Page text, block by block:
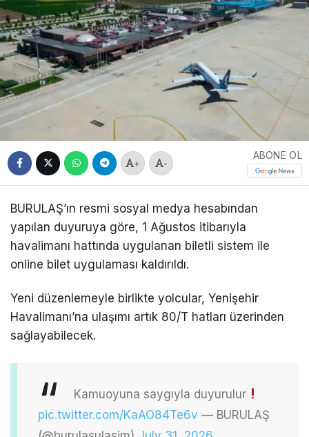
+ -
ABONE OL
BURULAŞ’ın resmi sosyal medya hesabından
yapılan duyuruya göre, 1 Ağustos itibarıyla
havalimanı hattında uygulanan biletli sistem ile
online bilet uygulaması kaldırıldı.
Yeni düzenlemeyle birlikte yolcular, Yenişehir
Havalimanı’na ulaşımı artık 80/T hatları üzerinden
sağlayabilecek.
Kamuoyuna saygıyla duyurulur
pic.twitter.com/KaAO84Te6v — BURULAŞ